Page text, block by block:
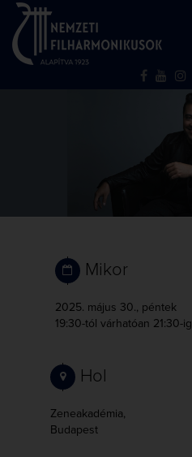
Mikor
2025. május 30., péntek
19:30-tól várhatóan 21:30-ig
Hol
Zeneakadémia,
Budapest